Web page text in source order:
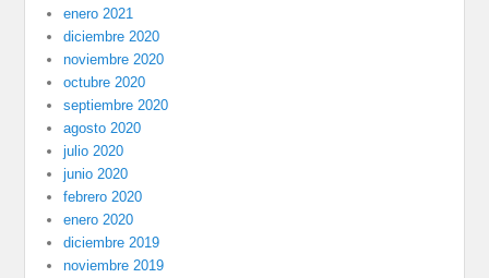
enero 2021
diciembre 2020
noviembre 2020
octubre 2020
septiembre 2020
agosto 2020
julio 2020
junio 2020
febrero 2020
enero 2020
diciembre 2019
noviembre 2019